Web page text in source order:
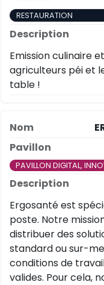
RESTAURATION
Emission culinaire
agriculteurs péi et
table !
PAVILLON DIGITAL,
Ergosanté est
poste. Notre
distribuer des
standard ou sur-
conditions de
valides. Pour cela,